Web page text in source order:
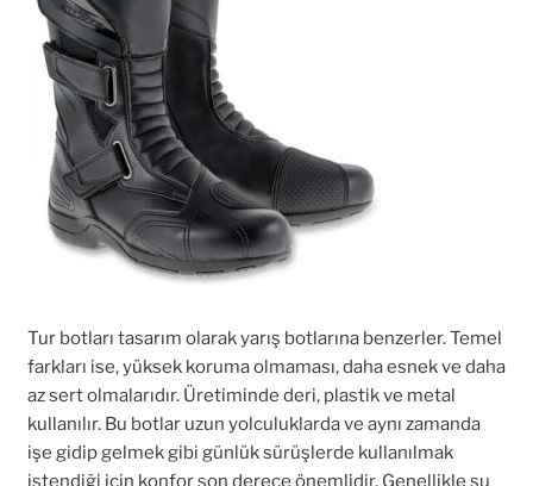
Tur botları tasarım olarak yarış botlarına benzerler. Temel
farkları ise, yüksek koruma olmaması, daha esnek ve daha
az sert olmalarıdır. Üretiminde deri, plastik ve metal
kullanılır. Bu botlar uzun yolculuklarda ve aynı zamanda
işe gidip gelmek gibi günlük sürüşlerde kullanılmak
istendiği için konfor son derece önemlidir. Genellikle su